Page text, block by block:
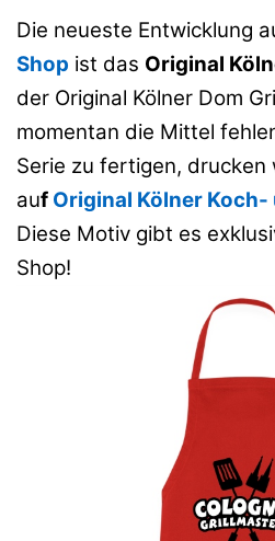
Die neueste Entwicklung
Shop ist das Original
der Original Kölner Dom
momentan die Mittel
Serie zu fertigen, drucken
auf Original Kölner
Diese Motiv gibt es
Shop!